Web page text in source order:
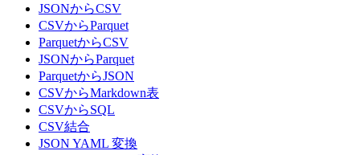
JSONからCSV
CSVからParquet
ParquetからCSV
JSONからParquet
ParquetからJSON
CSVからMarkdown表
CSVからSQL
CSV結合
JSON YAML 変換